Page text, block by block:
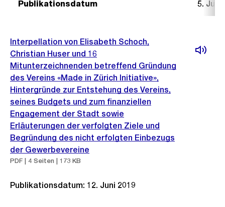
Publikationsdatum 5. Juni
Interpellation von Elisabeth Schoch,
Christian Huser und 16
Mitunterzeichnenden betreffend Gründung
des Vereins «Made in Zürich Initiative»,
Hintergründe zur Entstehung des Vereins,
seines Budgets und zum finanziellen
Engagement der Stadt sowie
Erläuterungen der verfolgten Ziele und
Begründung des nicht erfolgten Einbezugs
der Gewerbevereine
PDF | 4 Seiten | 173 KB
Publikationsdatum: 12. Juni 2019